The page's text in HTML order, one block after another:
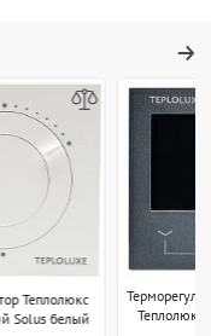
Теплолюкс
Solus белый
Теплолюкс